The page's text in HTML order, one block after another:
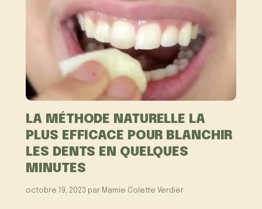
LA MÉTHODE NATURELLE LA
PLUS EFFICACE POUR BLANCHIR
LES DENTS EN QUELQUES
MINUTES
octobre 19, 2023 par Mamie Colette Verdier